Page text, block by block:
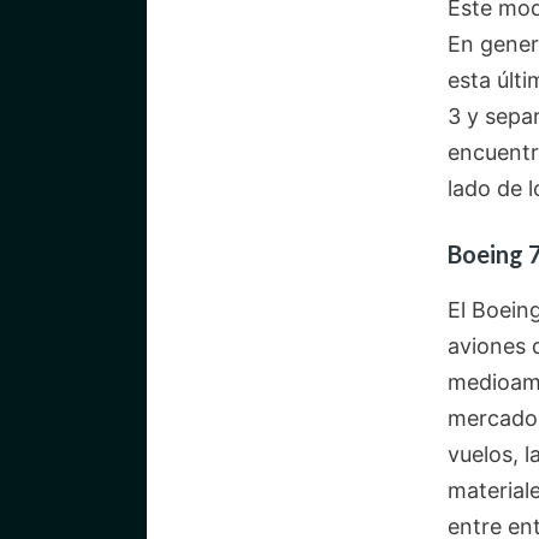
Este
En
esta
3 y
lado de
Boeing
El
aviones
vuelos,
entre